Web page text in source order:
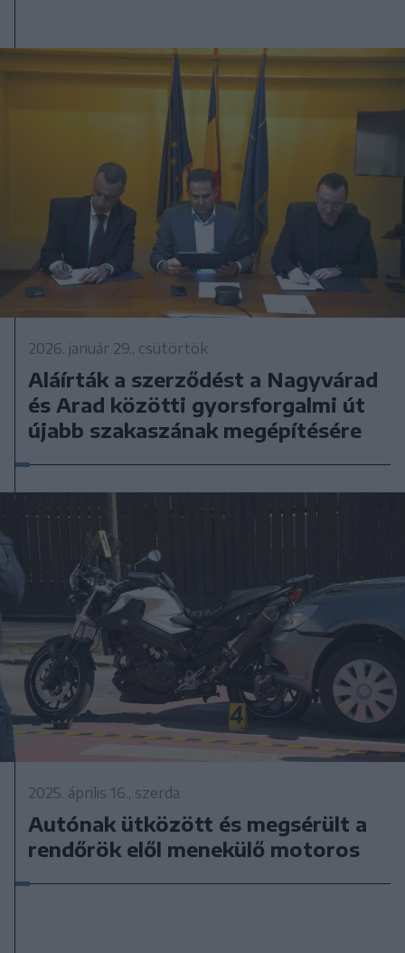
2026. január 29., csütörtök
Aláírták a szerződést a Nagyvárad
és Arad közötti gyorsforgalmi út
újabb szakaszának megépítésére
2025. április 16., szerda
Autónak ütközött és megsérült a
rendőrök elől menekülő motoros